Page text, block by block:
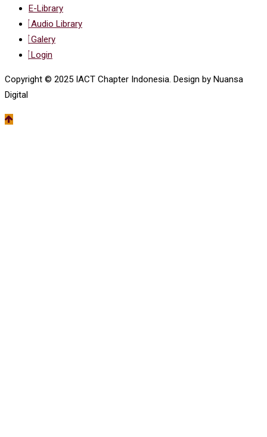
E-Library
Audio Library
Galery
Login
Copyright © 2025 IACT Chapter Indonesia. Design by Nuansa
Digital